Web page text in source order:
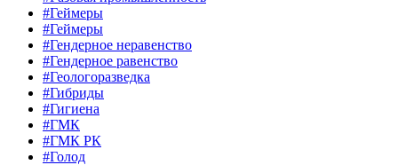
#Геймеры
#Геймеры
#Гендерное неравенство
#Гендерное равенство
#Геологоразведка
#Гибриды
#Гигиена
#ГМК
#ГМК РК
#Голод